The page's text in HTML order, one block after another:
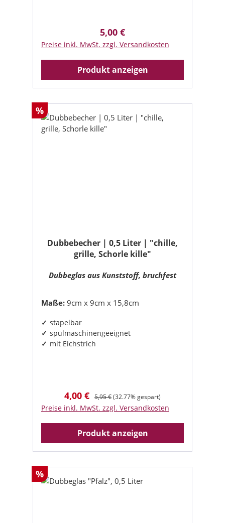
Regulärer Preis:
5,00 €
Preise inkl. MwSt. zzgl. Versandkosten
Produkt anzeigen
Rabatt
%
Dubbebecher | 0,5 Liter | "chille,
grille, Schorle kille"
Dubbeglas aus Kunststoff, bruchfest
Maße: 9cm x 9cm x 15,8cm
stapelbar
spülmaschinengeeignet
mit Eichstrich
Verkaufspreis:
4,00 € Regulärer Preis:
5,95 €(32.77% gespart)
Preise inkl. MwSt. zzgl. Versandkosten
Produkt anzeigen
Rabatt
%